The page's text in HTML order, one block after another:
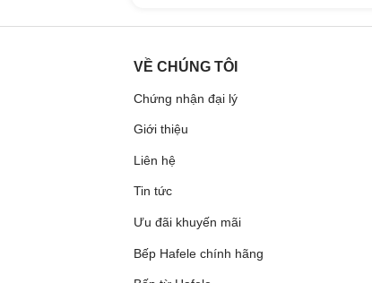
VỀ CHÚNG TÔI
Chứng nhận đại lý
Giới thiệu
Liên hệ
Tin tức
Ưu đãi khuyến mãi
Bếp Hafele chính hãng